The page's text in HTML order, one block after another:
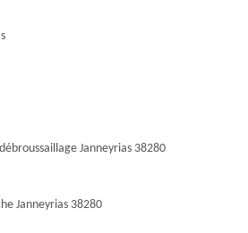
Janneyrias 38280
Janneyrias 38280